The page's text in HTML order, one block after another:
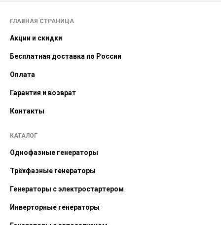
ГЛАВНАЯ СТРАНИЦА
Акции и скидки
Бесплатная доставка по России
Оплата
Гарантия и возврат
Контакты
КАТАЛОГ
Однофазные генераторы
Трёхфазные генераторы
Генераторы с электростартером
Инверторные генераторы